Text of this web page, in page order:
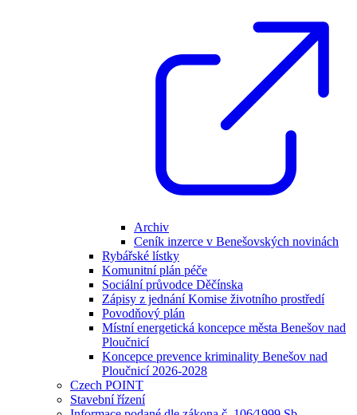
Archiv
Ceník inzerce v Benešovských novinách
Rybářské lístky
Komunitní plán péče
Sociální průvodce Děčínska
Zápisy z jednání Komise životního prostředí
Povodňový plán
Místní energetická koncepce města Benešov nad
Ploučnicí
Koncepce prevence kriminality Benešov nad
Ploučnicí 2026-2028
Czech POINT
Stavební řízení